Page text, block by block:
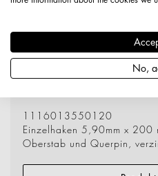
1116013550120
Einzelhaken 5,90mm x 200
Oberstab und Querpin,
No,